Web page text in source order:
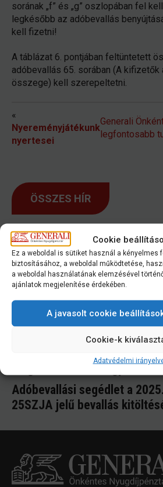
Cookie
Ez a weboldal is sütiket használ a kényelmes
biztosításához, a weboldal működtetése,
a weboldal használatának elemzésével
ajánlatok megjelenítése érdekében.
A javasolt cookie
Cookie-k
Adatvédelmi
sorának „f” és „g” oszlopában fel
legkésőbb az adóbevallás
kell fizetni!
A táblázat 6. pontjában feltüntetett
adóbevallás 65. sorában (A
összege) kell szerepeltetni.
«
Nyereményjátékunk
nyertesei
Generali
legfontosabb
ÖSSZES HÍR
További bejegyzések
Ügyfélszolgálatunk
án
Intézze digitálisan, nyerjen
Meghívó küldöttközgyűlésre
Adóbevallási segédlet a
25SZJA jelű bevallás